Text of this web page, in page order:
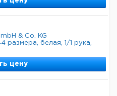
& Co. KG
размера, белая, 1/1 рука,
цену